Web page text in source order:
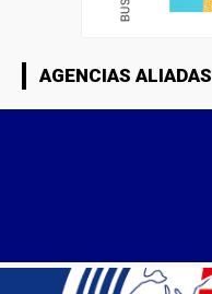
AGENCIAS ALIADAS